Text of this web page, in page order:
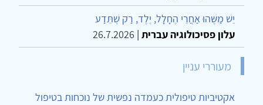
יֵשׁ מַשֶּׁהוּ אַחֲרֵי הֶחָלָל, יֶלֶד, רַק שֶׁתֵּדַע
עלון פסיכולוגיה עברית |
26.7.2026
מעוררי עניין
אקטיביות טיפולית כעמדה נפשית של נוכחות בטיפול